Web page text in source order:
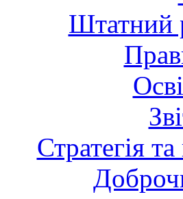
Штатний
Стратегія